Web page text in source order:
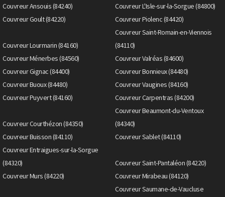
Couvreur Ansouis (84240)
Couvreur L'Isle-sur-la-Sorgue (84800)
Couvreur Goult (84220)
Couvreur Piolenc (84420)
Couvreur Lourmarin (84160)
Couvreur Saint-Romain-en-Viennois
(84110)
Couvreur Ménerbes (84560)
Couvreur Valréas (84600)
Couvreur Gignac (84400)
Couvreur Bonnieux (84480)
Couvreur Buoux (84480)
Couvreur Vaugines (84160)
Couvreur Puyvert (84160)
Couvreur Carpentras (84200)
Couvreur Courthézon (84350)
Couvreur Beaumont-du-Ventoux
(84340)
Couvreur Buisson (84110)
Couvreur Sablet (84110)
Couvreur Entraigues-sur-la-Sorgue
(84320)
Couvreur Saint-Pantaléon (84220)
Couvreur Murs (84220)
Couvreur Mirabeau (84120)
Couvreur Saumane-de-Vaucluse